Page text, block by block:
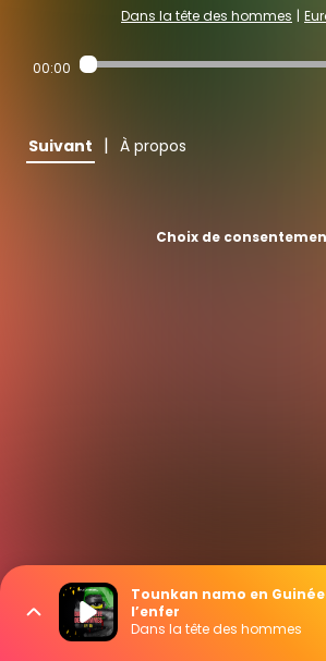
Dans la tête des hommes |
00:00
Suivant | À propos
Choix de
Tounkan namo en
l’enfer
Dans la tête des hommes